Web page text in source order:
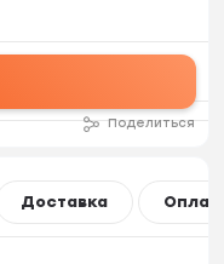
Поделиться
Доставка